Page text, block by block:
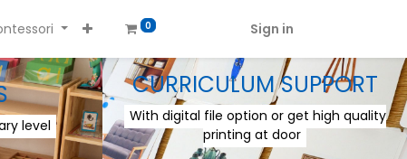
0 Sign in
level
CURRICULUM SUPPORT
With digital file option or get high quality
printing at door